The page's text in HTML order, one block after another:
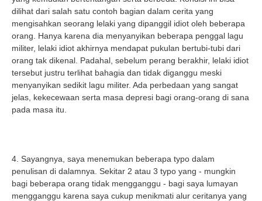
dilihat dari salah satu contoh bagian dalam cerita yang
mengisahkan seorang lelaki yang dipanggil idiot oleh beberapa
orang. Hanya karena dia menyanyikan beberapa penggal lagu
militer, lelaki idiot akhirnya mendapat pukulan bertubi-tubi dari
orang tak dikenal. Padahal, sebelum perang berakhir, lelaki idiot
tersebut justru terlihat bahagia dan tidak diganggu meski
menyanyikan sedikit lagu militer. Ada perbedaan yang sangat
jelas, kekecewaan serta masa depresi bagi orang-orang di sana
pada masa itu.
4. Sayangnya, saya menemukan beberapa typo dalam
penulisan di dalamnya. Sekitar 2 atau 3 typo yang - mungkin
bagi beberapa orang tidak mengganggu - bagi saya lumayan
mengganggu karena saya cukup menikmati alur ceritanya yang